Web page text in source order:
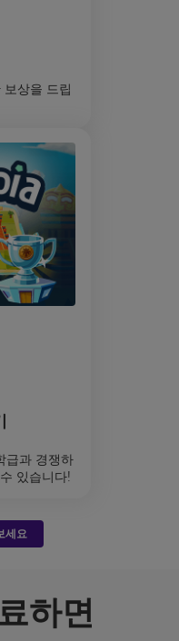
상을 드립
급과 경쟁하
있습니다!
세요
하면